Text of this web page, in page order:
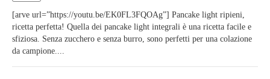
[arve url=”https://youtu.be/EK0FL3FQOAg”] Pancake light ripieni,
ricetta perfetta! Quella dei pancake light integrali è una ricetta facile e
sfiziosa. Senza zucchero e senza burro, sono perfetti per una colazione
da campione....